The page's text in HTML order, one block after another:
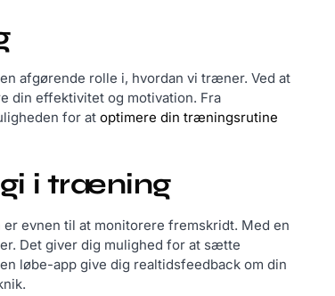
afgørende rolle i, hvordan vi træner. Ved at
din effektivitet og motivation. Fra
for at optimere din træningsrutine
i træning
evnen til at monitorere fremskridt. Med en
Det giver dig mulighed for at sætte
løbe-app give dig realtidsfeedback om din